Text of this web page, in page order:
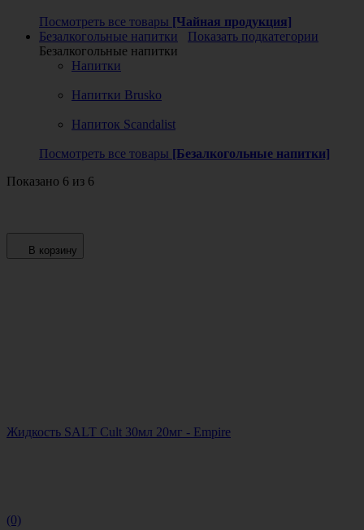
Посмотреть все товары [Чайная продукция]
Безалкогольные напитки
Показать подкатегории
Безалкогольные напитки
Напитки
Напитки Brusko
Напиток Scandalist
Посмотреть все товары [Безалкогольные напитки]
Показано 6 из 6
В корзину
Жидкость SALT Cult 30мл 20мг - Empire
(0)